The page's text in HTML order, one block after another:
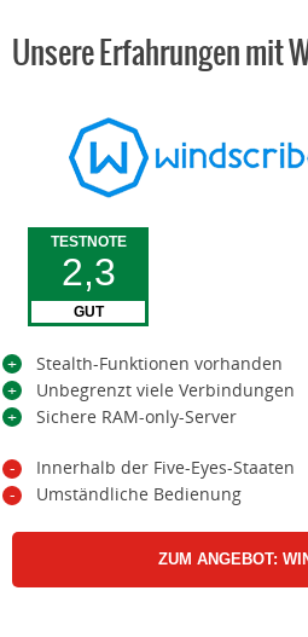
Unsere Erfahrungen mit
TESTNOTE
2,3
GUT
Stealth-Funktionen vorhanden
Unbegrenzt viele Verbindungen
Sichere RAM-only-Server
Innerhalb der Five-Eyes-Staaten
Umständliche Bedienung
ZUM ANGEBOT: